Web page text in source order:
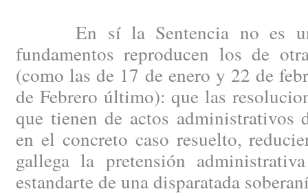
En sí la Sentencia no es una
fundamentos reproducen los de
(como las de 17 de enero y 22 de
de Febrero último): que las
que tienen de actos administrativos
en el concreto caso resuelto,
gallega la pretensión
estandarte de una disparatada